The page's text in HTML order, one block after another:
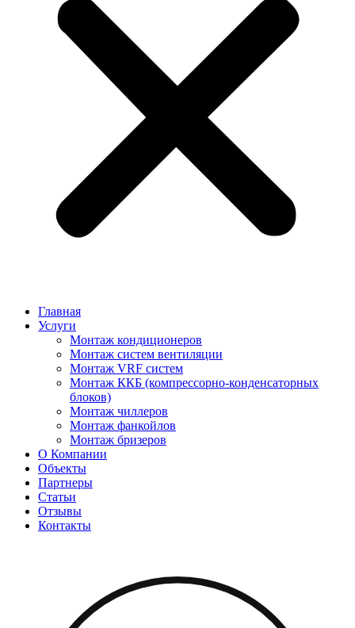
Главная
Услуги
Монтаж кондиционеров
Монтаж cистем вентиляции
Монтаж VRF систем
Монтаж ККБ (компрессорно-конденсаторных
блоков)
Монтаж чиллеров
Монтаж фанкойлов
Монтаж бризеров
О Компании
Объекты
Партнеры
Статьи
Отзывы
Контакты